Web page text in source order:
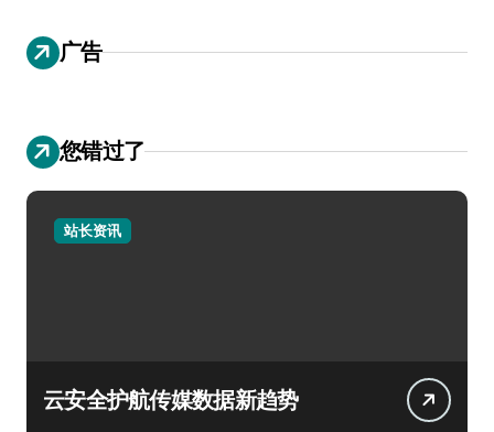
广告
您错过了
站长资讯
云安全护航传媒数据新趋势